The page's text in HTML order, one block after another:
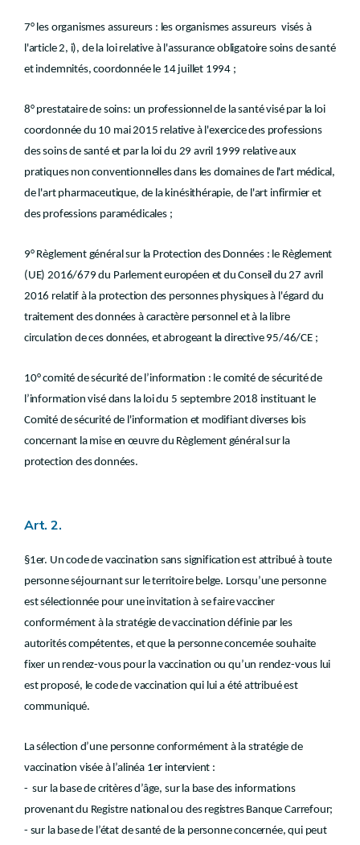
7° les organismes assureurs : les organismes assureurs visés à
l'article 2, i), de la loi relative à l'assurance obligatoire soins de santé
et indemnités, coordonnée le 14 juillet 1994 ;
8° prestataire de soins: un professionnel de la santé visé par la loi
coordonnée du 10 mai 2015 relative à l'exercice des professions
des soins de santé et par la loi du 29 avril 1999 relative aux
pratiques non conventionnelles dans les domaines de l'art médical,
de l'art pharmaceutique, de la kinésithérapie, de l'art infirmier et
des professions paramédicales ;
9° Règlement général sur la Protection des Données : le Règlement
(UE) 2016/679 du Parlement européen et du Conseil du 27 avril
2016 relatif à la protection des personnes physiques à l'égard du
traitement des données à caractère personnel et à la libre
circulation de ces données, et abrogeant la directive 95/46/CE ;
10° comité de sécurité de l’information : le comité de sécurité de
l’information visé dans la loi du 5 septembre 2018 instituant le
Comité de sécurité de l'information et modifiant diverses lois
concernant la mise en œuvre du Règlement général sur la
protection des données.
Art. 2.
§1er. Un code de vaccination sans signification est attribué à toute
personne séjournant sur le territoire belge. Lorsqu’une personne
est sélectionnée pour une invitation à se faire vacciner
conformément à la stratégie de vaccination définie par les
autorités compétentes, et que la personne concernée souhaite
fixer un rendez-vous pour la vaccination ou qu’un rendez-vous lui
est proposé, le code de vaccination qui lui a été attribué est
communiqué.
La sélection d’une personne conformément à la stratégie de
vaccination visée à l’alinéa 1er intervient :
- sur la base de critères d’âge, sur la base des informations
provenant du Registre national ou des registres Banque Carrefour;
- sur la base de l’état de santé de la personne concernée, qui peut